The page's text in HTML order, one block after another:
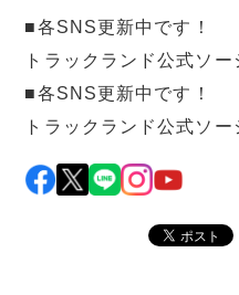
■各SNS更新中です！
トラックランド公式ソ
■各SNS更新中です！
トラックランド公式ソ